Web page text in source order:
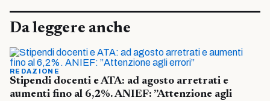
Da leggere anche
REDAZIONE
Stipendi docenti e ATA: ad agosto arretrati e
aumenti fino al 6,2%. ANIEF: ”Attenzione agli